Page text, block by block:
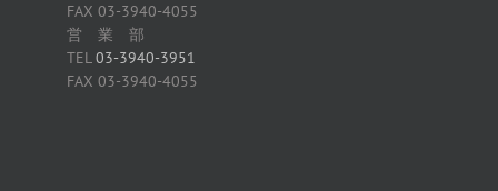
FAX 03-3940-4055
営 業 部
TEL03-3940-3951
FAX 03-3940-4055